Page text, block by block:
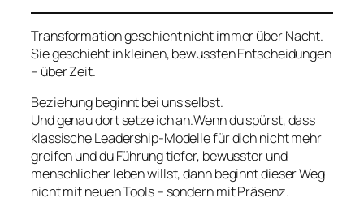
Transformation geschieht nicht immer über Nacht.
Sie geschieht in kleinen, bewussten Entscheidungen
– über Zeit.
Beziehung beginnt bei uns selbst.
Und genau dort setze ich an.Wenn du spürst, dass
klassische Leadership-Modelle für dich nicht mehr
greifen und du Führung tiefer, bewusster und
menschlicher leben willst, dann beginnt dieser Weg
nicht mit neuen Tools – sondern mit Präsenz.